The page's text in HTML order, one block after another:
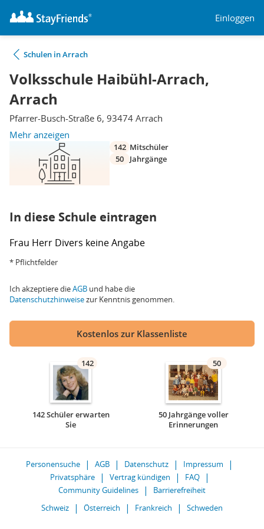
Einloggen
Schulen in Arrach
Volksschule Haibühl-Arrach,
Arrach
Pfarrer-Busch-Straße 6, 93474 Arrach
Mehr anzeigen
142 Mitschüler
50
Jahrgänge
In diese Schule eintragen
Frau Herr Divers keine Angabe
* Pflichtfelder
Ich akzeptiere dieAGB und habe die
Datenschutzhinweisezur Kenntnis genommen.
Kostenlos zur Klassenliste
142
142 Schüler erwarten
Sie
50
50 Jahrgänge voller
Erinnerungen
Personensuche AGB Datenschutz
Impressum
Privatsphäre
Vertrag kündigen
FAQ
Community Guidelines
Barrierefreiheit
Schweiz
Österreich Frankreich Schweden